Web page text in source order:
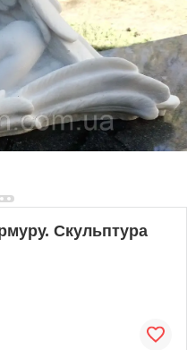
Скульптура